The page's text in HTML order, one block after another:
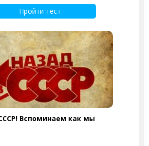
Пройти тест
Вспоминаем как мы